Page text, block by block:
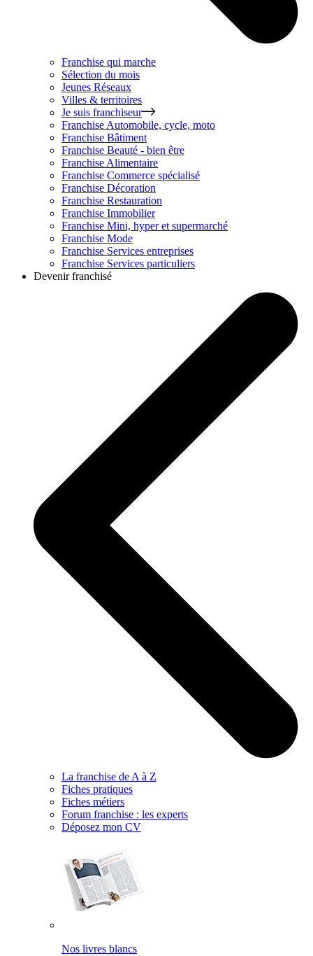
Franchise qui marche
Sélection du mois
Jeunes Réseaux
Villes & territoires
Je suis franchiseur
Franchise Automobile, cycle, moto
Franchise Bâtiment
Franchise Beauté - bien être
Franchise Alimentaire
Franchise Commerce spécialisé
Franchise Décoration
Franchise Restauration
Franchise Immobilier
Franchise Mini, hyper et supermarché
Franchise Mode
Franchise Services entreprises
Franchise Services particuliers
Devenir franchisé
La franchise de A à Z
Fiches pratiques
Fiches métiers
Forum franchise : les experts
Déposez mon CV
Nos livres blancs